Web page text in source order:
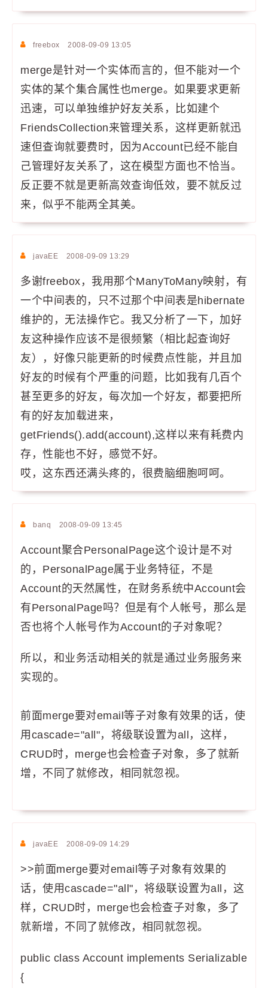
freebox 2008-09-09 13:05
merge是针对一个实体而言的，但不能对一个
实体的某个集合属性也merge。如果要求更新
迅速，可以单独维护好友关系，比如建个
FriendsCollection来管理关系，这样更新就迅
速但查询就要费时，因为Account已经不能自
己管理好友关系了，这在模型方面也不恰当。
反正要不就是更新高效查询低效，要不就反过
来，似乎不能两全其美。
javaEE 2008-09-09 13:29
多谢freebox，我用那个ManyToMany映射，有
一个中间表的，只不过那个中间表是hibernate
维护的，无法操作它。我又分析了一下，加好
友这种操作应该不是很频繁（相比起查询好
友），好像只能更新的时候费点性能，并且加
好友的时候有个严重的问题，比如我有几百个
甚至更多的好友，每次加一个好友，都要把所
有的好友加载进来，
getFriends().add(account),这样以来有耗费内
存，性能也不好，感觉不好。
哎，这东西还满头疼的，很费脑细胞呵呵。
banq 2008-09-09 13:45
Account聚合PersonalPage这个设计是不对
的，PersonalPage属于业务特征，不是
Account的天然属性，在财务系统中Account会
有PersonalPage吗？但是有个人帐号，那么是
否也将个人帐号作为Account的子对象呢？
所以，和业务活动相关的就是通过业务服务来
实现的。
前面merge要对email等子对象有效果的话，使
用cascade="all"，将级联设置为all，这样，
CRUD时，merge也会检查子对象，多了就新
增，不同了就修改，相同就忽视。
javaEE 2008-09-09 14:29
>>前面merge要对email等子对象有效果的
话，使用cascade="all"，将级联设置为all，这
样，CRUD时，merge也会检查子对象，多了
就新增，不同了就修改，相同就忽视。
public class Account implements Serializable
{